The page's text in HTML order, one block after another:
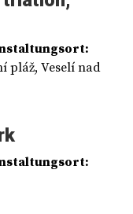
pláž, Veselí nad